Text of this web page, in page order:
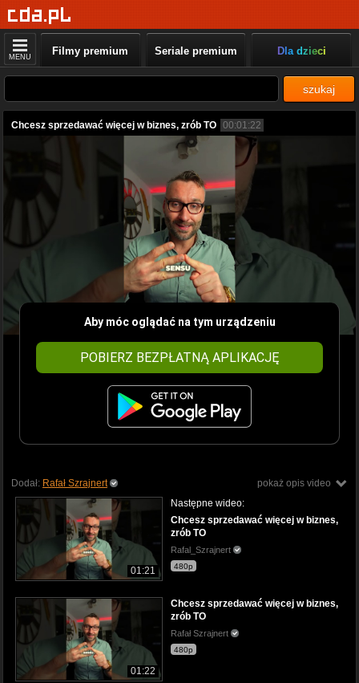
MENU Filmy premium Seriale premium Dla dzieci
szukaj
Chcesz sprzedawać więcej w biznes, zrób TO 00:01:22
Aby móc oglądać na tym urządzeniu
POBIERZ BEZPŁATNĄ APLIKACJĘ
pokaż opis video
Dodał: Rafał Szrajnert
01:21
Następne wideo:
Chcesz sprzedawać więcej w biznes,
zrób TO
Rafal_Szrajnert
480p
01:22
Chcesz sprzedawać więcej w biznes,
zrób TO
Rafał Szrajnert
480p